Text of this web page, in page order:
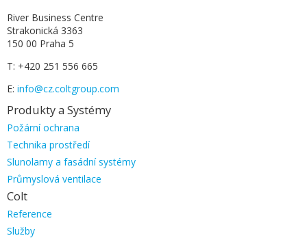
River Business Centre
Strakonická 3363
150 00 Praha 5
T: +420 251 556 665
E: info@cz.coltgroup.com
Produkty a Systémy
Přeskočit
navigaci
Požární ochrana
Technika prostředí
Slunolamy a fasádní systémy
Průmyslová ventilace
Colt
Přeskočit
navigaci
Reference
Služby